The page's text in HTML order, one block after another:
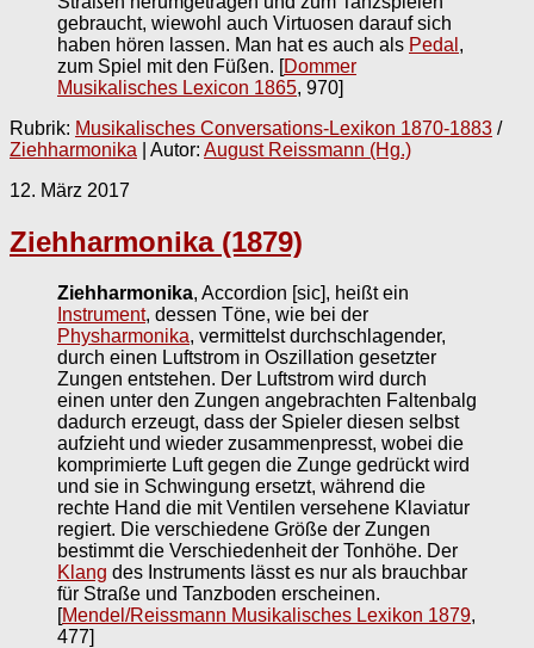
gebraucht, wiewohl auch Virtuosen darauf sich
haben hören lassen. Man hat es auch als Pedal ,
zum Spiel mit den Füßen. [Dommer
Musikalisches Lexicon 1865, 970]
Rubrik: Musikalisches Conversations-Lexikon 1870-1883 /
Ziehharmonika | Autor: August Reissmann (Hg.)
12. März 2017
Ziehharmonika (1879)
Ziehharmonika, Accordion [sic], heißt ein
Instrument, dessen Töne, wie bei der
Physharmonika, vermittelst durchschlagender,
durch einen Luftstrom in Oszillation gesetzter
Zungen entstehen. Der Luftstrom wird durch
einen unter den Zungen angebrachten Faltenbalg
dadurch erzeugt, dass der Spieler diesen selbst
aufzieht und wieder zusammenpresst, wobei die
komprimierte Luft gegen die Zunge gedrückt wird
und sie in Schwingung ersetzt, während die
rechte Hand die mit Ventilen versehene Klaviatur
regiert. Die verschiedene Größe der Zungen
bestimmt die Verschiedenheit der Tonhöhe. Der
Klang des Instruments lässt es nur als brauchbar
für Straße und Tanzboden erscheinen.
[Mendel/Reissmann Musikalisches Lexikon 1879,
477]